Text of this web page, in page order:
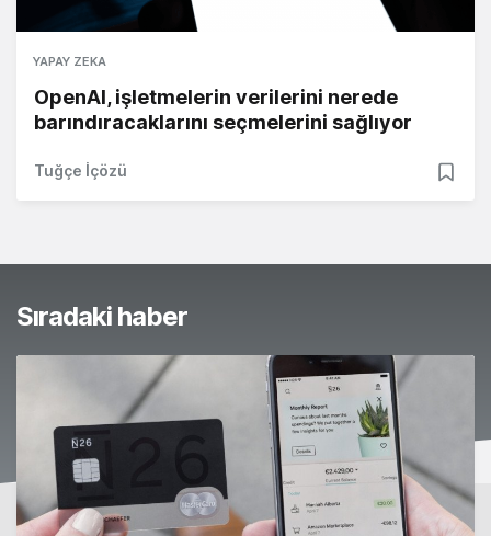
YAPAY ZEKA
OpenAI, işletmelerin verilerini nerede
barındıracaklarını seçmelerini sağlıyor
Tuğçe İçözü
Sıradaki haber